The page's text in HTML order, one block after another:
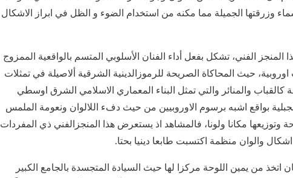
وزرقتها الجميلة مما مكنه من استخدام الضوء و الظل في ابراز الاشكال
المنجز الفني، تشكل بفعل أداء الفنان الأسلوبي المتسم بالواقعية الممزوج
حيث المحاكاة الصريحة للرموزالدينية الشرقية ألاصيلة في تمثلات
والمنائر والتي تمثل البناء المعماري الاسلامي الشرق اوسطي
بواقع اشبه برسوم الاوروبيين من حيث دفء اللالوان ونعومة الملمس
وتوزيعها مكانا ولونا، فالمشاهد اذ يستعرض هذا المنجزالفني ذي المفردات
والوان منظمة اكتسبت طابعا دينيا بحتا.
اتخذ من يمين اللوحة مركزا لها حيث السيادة المتجسدة بالجامع الكبير